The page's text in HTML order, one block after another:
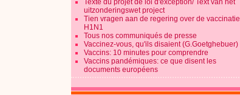
Texte du projet de loi d'exception/ Text van het
uitzonderingswet project
Tien vragen aan de regering over de vaccinatie
H1N1
Tous nos communiqués de presse
Vaccinez-vous, qu'ils disaient (G.Goetghebuer)
Vaccins: 10 minutes pour comprendre
Vaccins pandémiques: ce que disent les
documents européens